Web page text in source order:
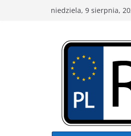
niedziela, 9 sierpnia,